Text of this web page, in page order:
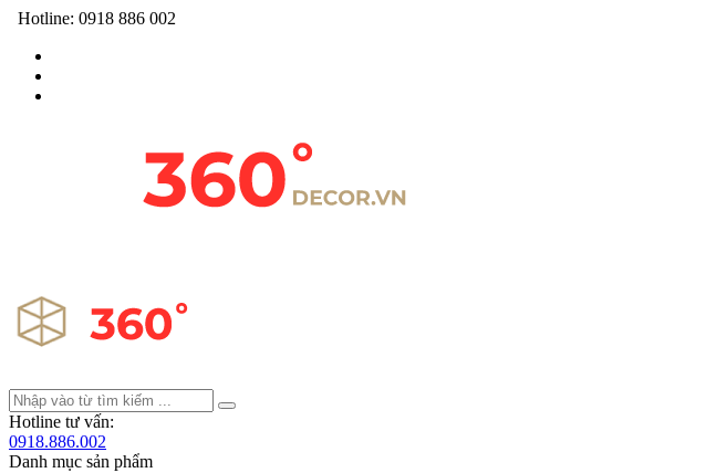
Hotline: 0918 886 002
Hotline tư vấn:
0918.886.002
Danh mục sản phẩm